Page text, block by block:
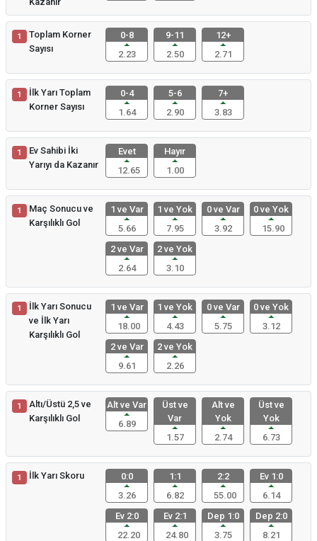
1
Toplam Korner
Sayısı
0-8
2.23
9-11
2.50
12+
2.71
1
İlk Yarı Toplam
Korner Sayısı
0-4
1.64
5-6
2.90
7+
3.83
1
Ev Sahibi İki
Yarıyı da Kazanır
Evet
12.65
Hayır
1.00
1
Maç Sonucu ve
Karşılıklı Gol
1 ve Var
5.66
1 ve Yok
7.95
0 ve Var
3.92
0 ve Yok
15.90
2 ve Var
2.64
2 ve Yok
3.10
1
İlk Yarı Sonucu
ve İlk Yarı
Karşılıklı Gol
1 ve Var
18.00
1 ve Yok
4.43
0 ve Var
5.75
0 ve Yok
3.12
2 ve Var
9.61
2 ve Yok
2.26
1
Altı/Üstü 2,5 ve
Karşılıklı Gol
Alt ve Var
6.89
Üst ve
Var
1.57
Alt ve
Yok
2.74
Üst ve
Yok
6.73
1 İlk Yarı Skoru
0:0
3.26
1:1
6.82
2:2
55.00
Ev 1:0
6.14
Ev 2:0
22.20
Ev 2:1
24.80
Dep 1:0
3.75
Dep 2:0
8.21